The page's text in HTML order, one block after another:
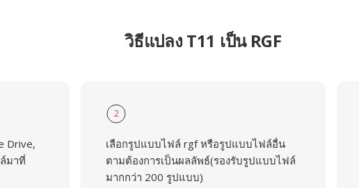
วิธีแปลง T11 เป็น RGF
Drive,
มาที่
2
เลือกรูปแบบไฟล์ rgf หรือรูปแบบไฟล์อื่น
ตามต้องการเป็นผลลัพธ์(รองรับรูปแบบไฟล์
มากกว่า 200 รูปแบบ)